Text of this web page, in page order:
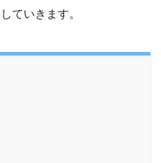
ていきます。